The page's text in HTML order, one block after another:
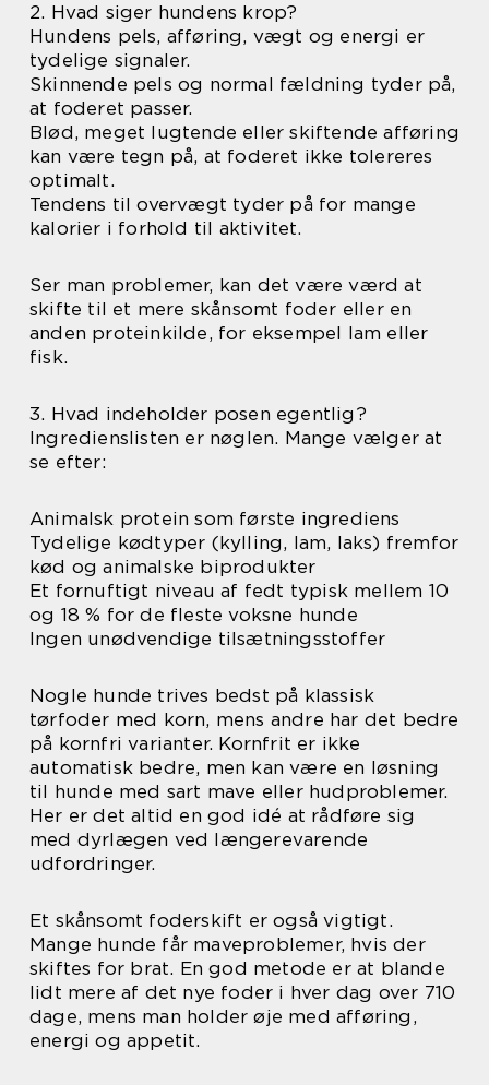
2. Hvad siger hundens krop?
Hundens pels, afføring, vægt og energi er
tydelige signaler.
Skinnende pels og normal fældning tyder på,
at foderet passer.
Blød, meget lugtende eller skiftende afføring
kan være tegn på, at foderet ikke tolereres
optimalt.
Tendens til overvægt tyder på for mange
kalorier i forhold til aktivitet.
Ser man problemer, kan det være værd at
skifte til et mere skånsomt foder eller en
anden proteinkilde, for eksempel lam eller
fisk.
3. Hvad indeholder posen egentlig?
Ingredienslisten er nøglen. Mange vælger at
se efter:
Animalsk protein som første ingrediens
Tydelige kødtyper (kylling, lam, laks) fremfor
kød og animalske biprodukter
Et fornuftigt niveau af fedt typisk mellem 10
og 18 % for de fleste voksne hunde
Ingen unødvendige tilsætningsstoffer
Nogle hunde trives bedst på klassisk
tørfoder med korn, mens andre har det bedre
på kornfri varianter. Kornfrit er ikke
automatisk bedre, men kan være en løsning
til hunde med sart mave eller hudproblemer.
Her er det altid en god idé at rådføre sig
med dyrlægen ved længerevarende
udfordringer.
Et skånsomt foderskift er også vigtigt.
Mange hunde får maveproblemer, hvis der
skiftes for brat. En god metode er at blande
lidt mere af det nye foder i hver dag over 710
dage, mens man holder øje med afføring,
energi og appetit.